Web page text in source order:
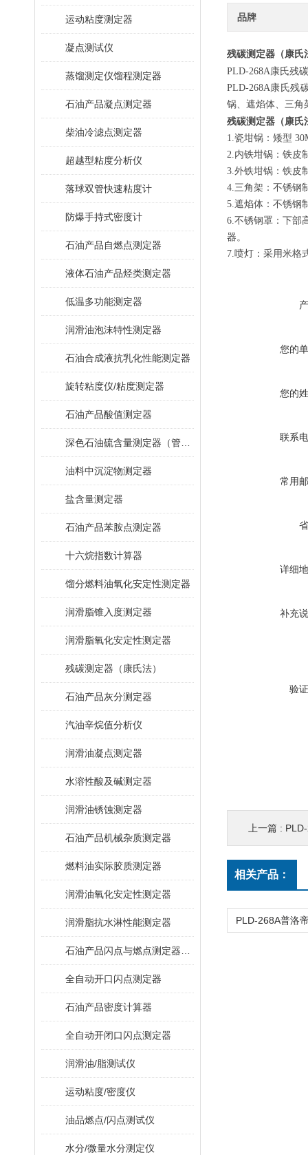
运动粘度测定器
凝点测试仪
蒸馏测定仪馏程测定器
石油产品凝点测定器
柴油冷滤点测定器
超越型粘度分析仪
落球双管快速粘度计
防爆手持式密度计
石油产品自燃点测定器
液体石油产品烃类测定器
低温多功能测定器
润滑油泡沫特性测定器
石油合成液抗乳化性能测定器
旋转粘度仪/粘度测定器
石油产品酸值测定器
油料中沉淀物测定器
盐含量测定器
石油产品苯胺点测定器
十六烷指数计算器
馏分燃料油氧化安定性测定器
润滑脂锥入度测定器
润滑脂氧化安定性测定器
残碳测定器（康氏法）
石油产品灰分测定器
汽油辛烷值分析仪
润滑油凝点测定器
水溶性酸及碱测定器
润滑油锈蚀测定器
石油产品机械杂质测定器
燃料油实际胶质测定器
润滑油氧化安定性测定器
润滑脂抗水淋性能测定器
全自动开口闪点测定器
石油产品密度计算器
全自动开闭口闪点测定器
润滑油/脂测试仪
运动粘度/密度仪
油品燃点/闪点测试仪
水分/微量水分测定仪
品牌
残碳测定器（康氏
PLD-268A康氏残
PLD-268A康氏残
锅、遮焰体、三角
残碳测定器（康氏
1.瓷坩锅：矮型
2.内铁坩锅：铁皮
3.外铁坩锅：铁皮
4.三角架：不锈钢
5.遮焰体：不锈钢
6.不锈钢罩：下部
器。
7.喷灯：采用米格
您的
您的
联系
常用
详细
补充
验
上一篇 :
相关产品：